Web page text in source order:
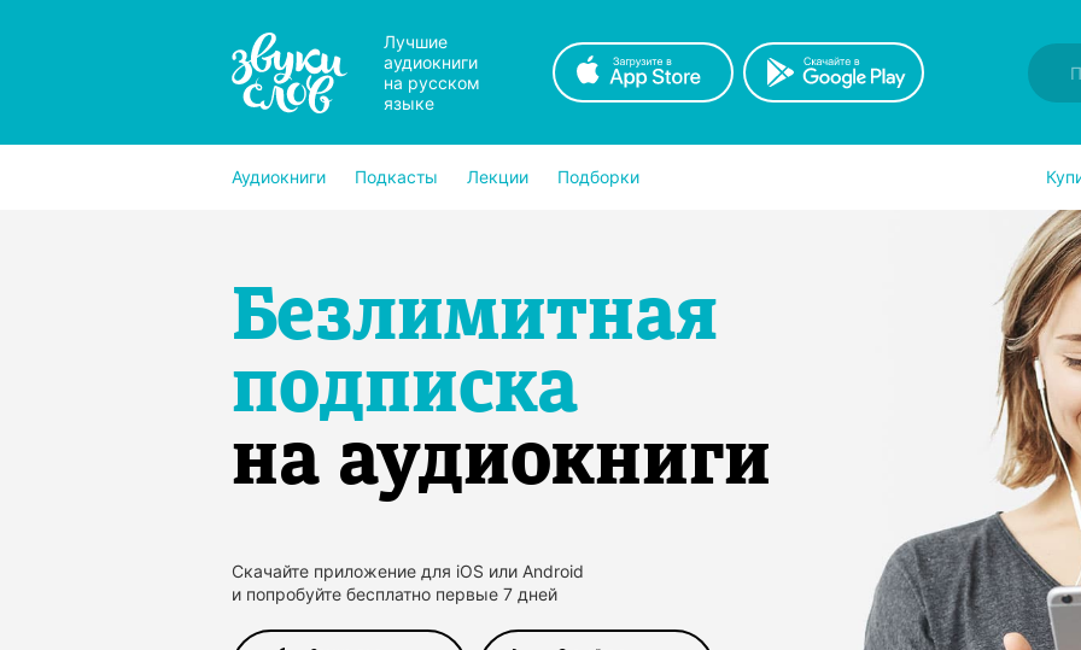
Лучшие
аудиокниги
на русском
языке
Аудиокниги Подкасты Лекции Подборки
Безлимитная
подписка
на аудиокниги
Скачайте приложение для iOS или Android
и попробуйте бесплатно первые 7 дней